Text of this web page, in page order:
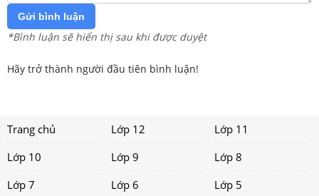
Gửi bình luận
*Bình luận sẽ hiển thị sau khi được duyệt
Hãy trở thành người đầu tiên bình luận!
Trang chủ Lớp 12
Lớp 11
Lớp 10
Lớp 9
Lớp 8
Lớp 7
Lớp 6 Lớp 5